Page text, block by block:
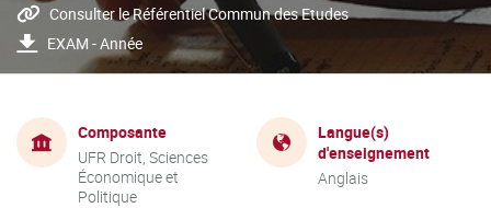
Consulter le Référentiel Commun des Etudes
EXAM - Année
Composante
UFR Droit, Sciences
Économique et
Politique
Langue(s)
d'enseignement
Anglais